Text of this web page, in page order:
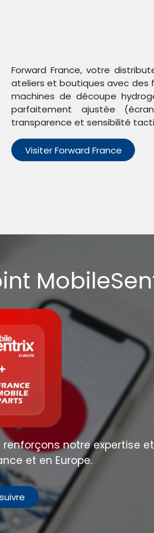
Forward France, votre
ateliers et boutiques avec des
machines de découpe
parfaitement ajustée
transparence et sensibilité
Visiter Forward France
notre expertise
et en Europe.